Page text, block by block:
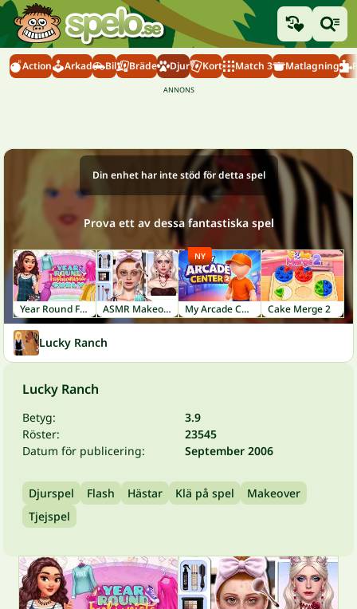
Action Arkad Bil Bräde Djur Kort Match 3 Matlagning
Din enhet har inte stöd för detta spel
Prova ett av dessa fantastiska spel
Year Round Fashionista Curly ASMR Makeover & Makeup Studio My Arcade Center 2
NY
Cake Merge 2
Lucky Ranch
Lucky Ranch
Betyg:
3.9
Röster:
23545
Datum för publicering:
September 2006
Djurspel Flash Hästar Klä på spel
Makeover
Tjejspel